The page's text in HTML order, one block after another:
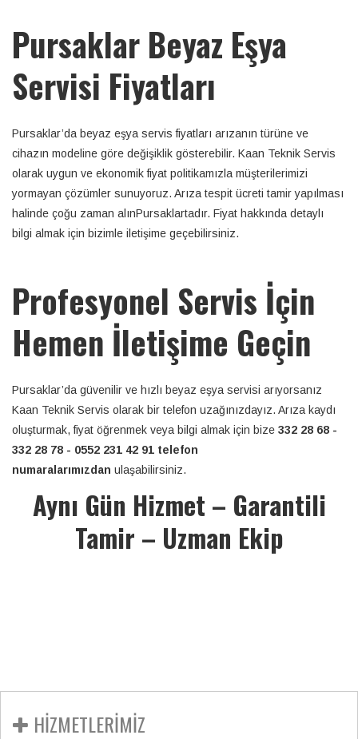
Pursaklar Beyaz Eşya
Servisi Fiyatları
Pursaklar’da beyaz eşya servis fiyatları arızanın türüne ve
cihazın modeline göre değişiklik gösterebilir. Kaan Teknik Servis
olarak uygun ve ekonomik fiyat politikamızla müşterilerimizi
yormayan çözümler sunuyoruz. Arıza tespit ücreti tamir yapılması
halinde çoğu zaman alınPursaklartadır. Fiyat hakkında detaylı
bilgi almak için bizimle iletişime geçebilirsiniz.
Profesyonel Servis İçin
Hemen İletişime Geçin
Pursaklar’da güvenilir ve hızlı beyaz eşya servisi arıyorsanız
Kaan Teknik Servis olarak bir telefon uzağınızdayız. Arıza kaydı
oluşturmak, fiyat öğrenmek veya bilgi almak için bize 332 28 68 -
332 28 78 - 0552 231 42 91 telefon
numaralarımızdan ulaşabilirsiniz.
Aynı Gün Hizmet – Garantili
Tamir – Uzman Ekip
HİZMETLERİMİZ